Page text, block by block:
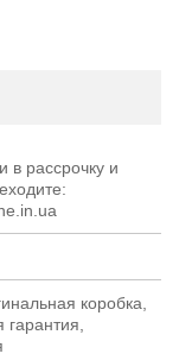
в рассрочку и
коробка,